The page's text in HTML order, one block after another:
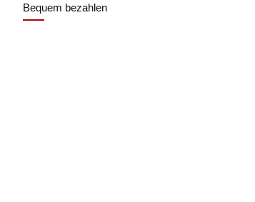
Bequem bezahlen